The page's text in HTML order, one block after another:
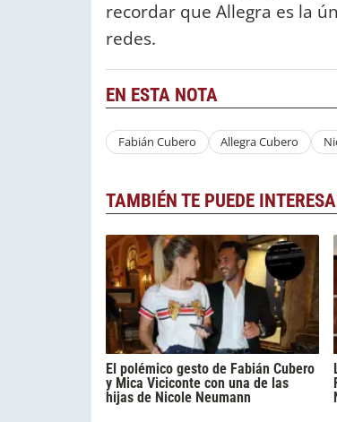
recordar que Allegra es la
redes.
EN ESTA NOTA
Fabián Cubero Allegra Cubero
TAMBIÉN TE PUEDE
El polémico gesto de Fabián Cubero
y Mica Viciconte con una de las
hijas de Nicole Neumann